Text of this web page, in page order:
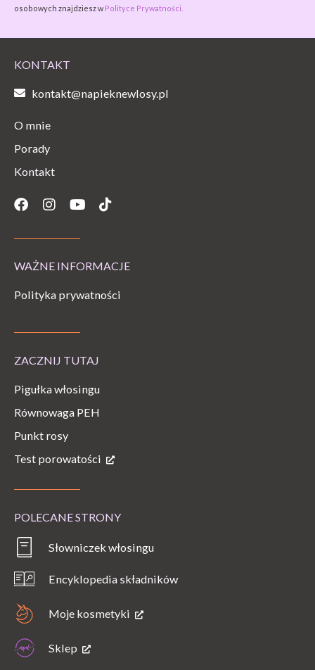
osobowych znajdziesz w Polityce Prywatności.
KONTAKT
kontakt@napieknewlosy.pl
O mnie
Porady
Kontakt
Facebook
Instagram
YoutubeTiktok
WAŻNE INFORMACJE
Polityka prywatności
ZACZNIJ TUTAJ
Pigułka włosingu
Równowaga PEH
Punkt rosy
Test porowatości
POLECANE STRONY
Słowniczek włosingu
Encyklopedia składników
Moje kosmetyki
Sklep